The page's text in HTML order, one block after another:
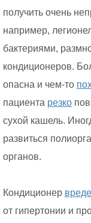
получить очень
например,
бактериями,
кондиционеров.
опасна и чем-то
пациента резко
сухой кашель.
развиться
органов.
Кондиционер
от гипертонии и